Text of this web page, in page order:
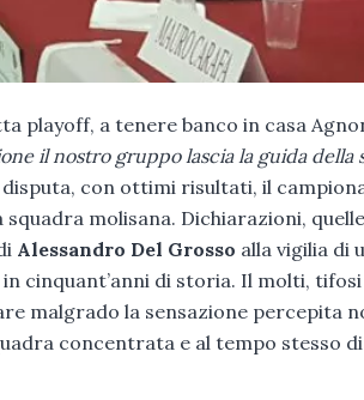
playoff, a tenere banco in casa
il nostro gruppo lascia la guida della
disputa, con ottimi risultati, il
molisana. Dichiarazioni,
Alessandro Del Grosso alla vigilia di
cinquant’anni di storia. Il molti,
malgrado la sensazione percepita
concentrata e al tempo stesso di